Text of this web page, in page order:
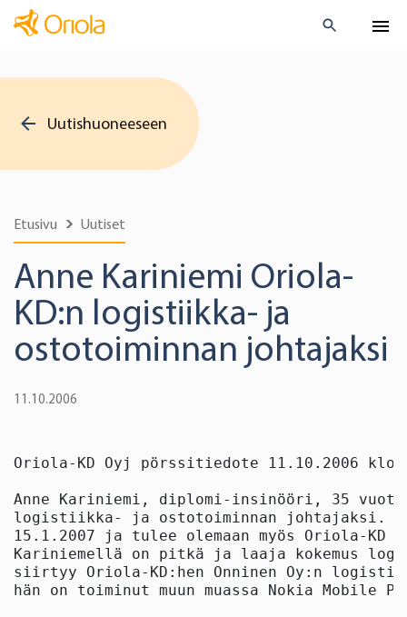
Uutishuoneeseen
Etusivu Uutiset
Anne Kariniemi Oriola-
KD:n logistiikka- ja
ostotoiminnan johtajaksi
11.10.2006
Oriola-KD Oyj pörssitiedote 11.10.2006 klo
Anne Kariniemi, diplomi-insinööri, 35
logistiikka- ja ostotoiminnan johtajaksi.
15.1.2007 ja tulee olemaan myös Oriola-KD
Kariniemellä on pitkä ja laaja kokemus
siirtyy Oriola-KD:hen Onninen Oy:n
hän on toiminut muun muassa Nokia